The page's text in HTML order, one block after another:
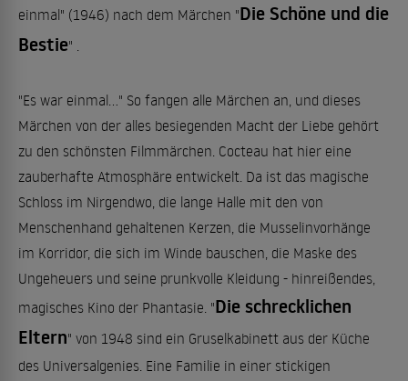
einmal" (1946) nach dem Märchen "Die Schöne und die
Bestie" .
"Es war einmal..." So fangen alle Märchen an, und dieses
Märchen von der alles besiegenden Macht der Liebe gehört
zu den schönsten Filmmärchen. Cocteau hat hier eine
zauberhafte Atmosphäre entwickelt. Da ist das magische
Schloss im Nirgendwo, die lange Halle mit den von
Menschenhand gehaltenen Kerzen, die Musselinvorhänge
im Korridor, die sich im Winde bauschen, die Maske des
Ungeheuers und seine prunkvolle Kleidung - hinreißendes,
magisches Kino der Phantasie. "Die schrecklichen
Eltern" von 1948 sind ein Gruselkabinett aus der Küche
des Universalgenies. Eine Familie in einer stickigen